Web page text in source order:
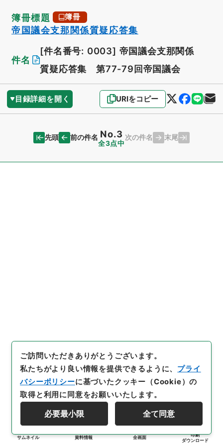
簿冊標題 簿冊
帝国議会支那関係質疑応答集
件名
[件名番号: 0003] 帝国議会支那関係
質疑応答集 第77-79回帝国議会
目録詳細を開く URIをコピー
先頭 前の件名 No.3
全3点中
次の件名 末尾
サムネイル 資料情報 全画面
印刷
ダウンロード
ご訪問いただきありがとうございます。
私たちがより良い情報を提供できるように、 プライ
バシーポリシーに基づいたクッキー（Cookie）の
取得と利用に同意をお願いいたします。
必要最小限 全て同意